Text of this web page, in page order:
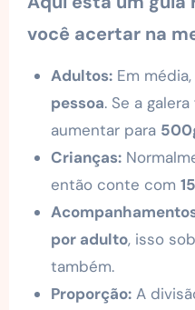
você acertar na
Adultos:Em
pessoa. Se a
aumentar para
Crianças:
então conte com
por adulto, isso
também.
Proporção:A